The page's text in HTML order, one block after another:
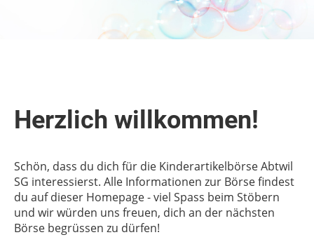
Herzlich willkommen!
Schön, dass du dich für die Kinderartikelbörse Abtwil
SG interessierst. Alle Informationen zur Börse findest
du auf dieser Homepage - viel Spass beim Stöbern
und wir würden uns freuen, dich an der nächsten
Börse begrüssen zu dürfen!